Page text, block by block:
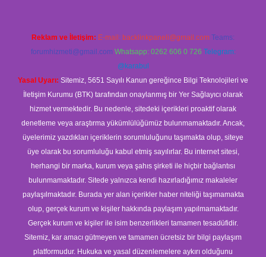
Reklam ve İletişim: E-mail: backlinkpaneli@gmail.com Teams:
forumhizmeti@gmail.com Whatsapp: 0262 606 0 726 Telegram:
@karabul
Yasal Uyarı: Sitemiz, 5651 Sayılı Kanun gereğince Bilgi Teknolojileri ve
İletişim Kurumu (BTK) tarafından onaylanmış bir Yer Sağlayıcı olarak
hizmet vermektedir. Bu nedenle, sitedeki içerikleri proaktif olarak
denetleme veya araştırma yükümlülüğümüz bulunmamaktadır. Ancak,
üyelerimiz yazdıkları içeriklerin sorumluluğunu taşımakta olup, siteye
üye olarak bu sorumluluğu kabul etmiş sayılırlar. Bu internet sitesi,
herhangi bir marka, kurum veya şahıs şirketi ile hiçbir bağlantısı
bulunmamaktadır. Sitede yalnızca kendi hazırladığımız makaleler
paylaşılmaktadır. Burada yer alan içerikler haber niteliği taşımamakta
olup, gerçek kurum ve kişiler hakkında paylaşım yapılmamaktadır.
Gerçek kurum ve kişiler ile isim benzerlikleri tamamen tesadüfidir.
Sitemiz, kar amacı gütmeyen ve tamamen ücretsiz bir bilgi paylaşım
platformudur. Hukuka ve yasal düzenlemelere aykırı olduğunu